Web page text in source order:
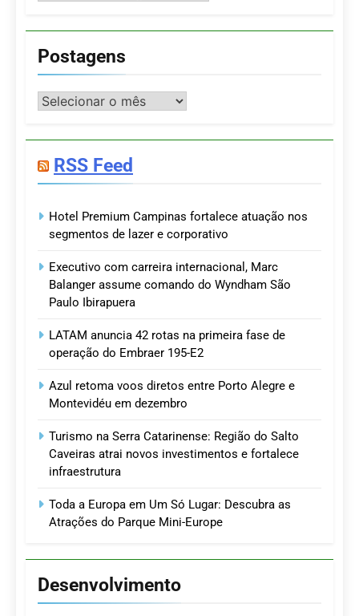
Postagens
Postagens
RSS Feed
Hotel Premium Campinas fortalece atuação nos
segmentos de lazer e corporativo
Executivo com carreira internacional, Marc
Balanger assume comando do Wyndham São
Paulo Ibirapuera
LATAM anuncia 42 rotas na primeira fase de
operação do Embraer 195-E2
Azul retoma voos diretos entre Porto Alegre e
Montevidéu em dezembro
Turismo na Serra Catarinense: Região do Salto
Caveiras atrai novos investimentos e fortalece
infraestrutura
Toda a Europa em Um Só Lugar: Descubra as
Atrações do Parque Mini-Europe
Desenvolvimento